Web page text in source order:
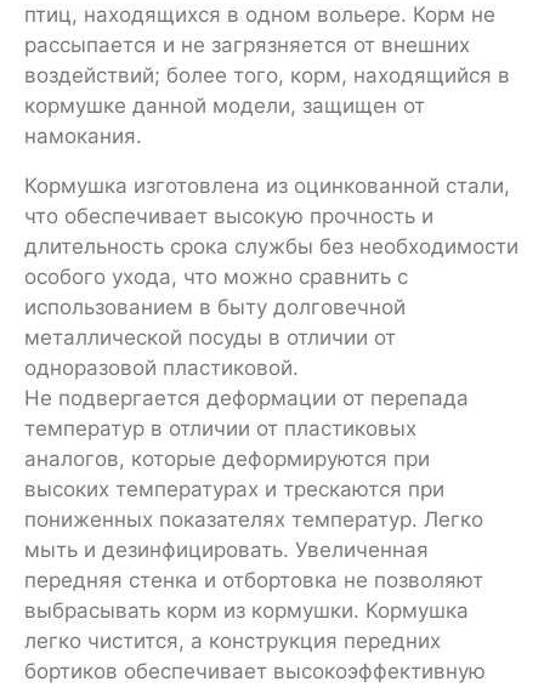
птиц, находящихся в одном вольере. Корм не
рассыпается и не загрязняется от внешних
воздействий; более того, корм, находящийся в
кормушке данной модели, защищен от
намокания.
Кормушка изготовлена из оцинкованной стали,
что обеспечивает высокую прочность и
длительность срока службы без необходимости
особого ухода, что можно сравнить с
использованием в быту долговечной
металлической посуды в отличии от
одноразовой пластиковой.
Не подвергается деформации от перепада
температур в отличии от пластиковых
аналогов, которые деформируются при
высоких температурах и трескаются при
пониженных показателях температур. Легко
мыть и дезинфицировать. Увеличенная
передняя стенка и отбортовка не позволяют
выбрасывать корм из кормушки. Кормушка
легко чистится, а конструкция передних
бортиков обеспечивает высокоэффективную